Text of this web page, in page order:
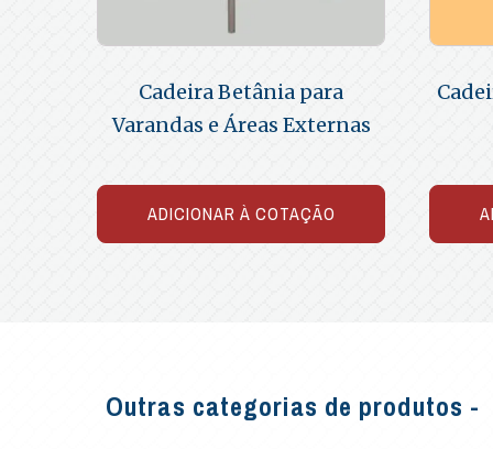
Cadeira Betânia para
Varandas e Áreas Externas
ADICIONAR À COTAÇÃO
Outras categorias de produtos -